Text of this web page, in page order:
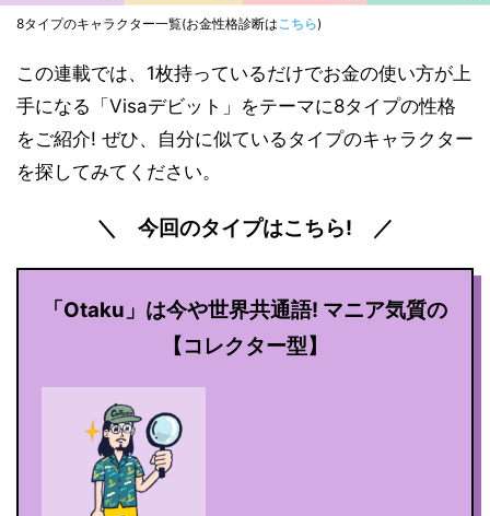
8タイプのキャラクター一覧(お金性格診断はこちら)
この連載では、1枚持っているだけでお金の使い方が上
手になる「Visaデビット」をテーマに8タイプの性格
をご紹介! ぜひ、自分に似ているタイプのキャラクター
を探してみてください。
＼ 今回のタイプはこちら! ／
「Otaku」は今や世界共通語! マニア気質の
【コレクター型】